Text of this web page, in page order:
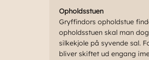
Opholdsstuen
Gryffindors opholdstue
opholdsstuen skal man
silkekjole på syvende sal.
bliver skiftet ud engang